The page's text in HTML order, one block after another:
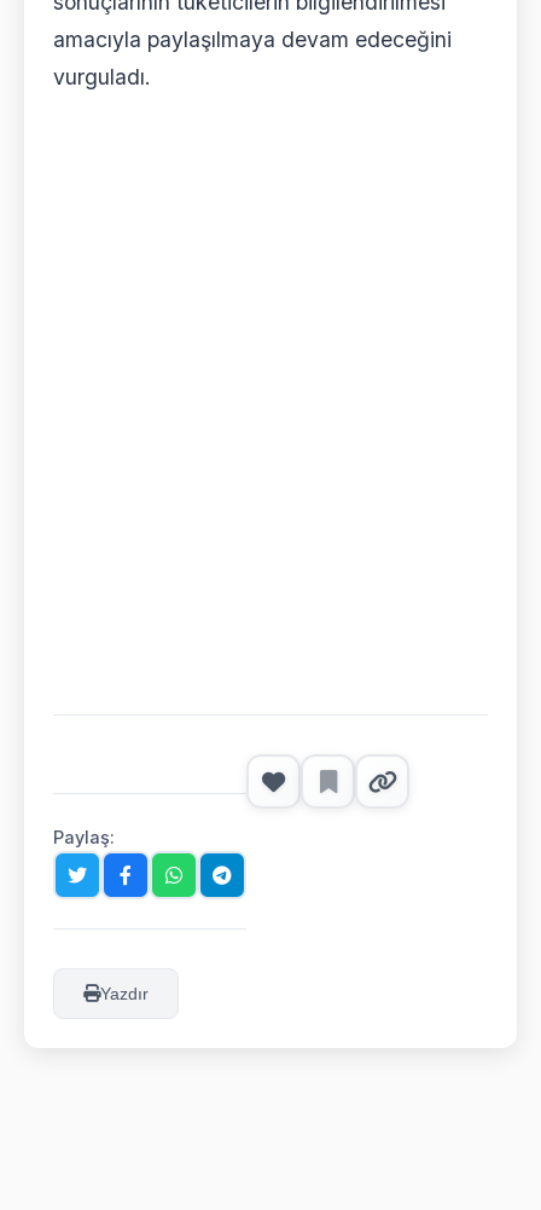
amacıyla paylaşılmaya devam edeceğini
vurguladı.
Paylaş:
Yazdır